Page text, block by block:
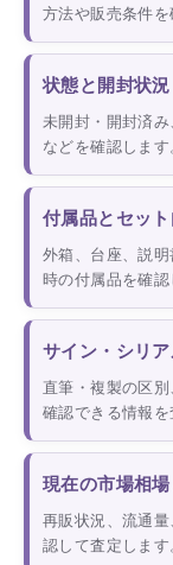
方法や販売条件を
状態と開封状況
未開封・開封済
などを確認します
付属品とセッ
外箱、台座、説
時の付属品を確認
サイン・シリ
直筆・複製の区
確認できる情報を
現在の市場相
再販状況、流通
認して査定します